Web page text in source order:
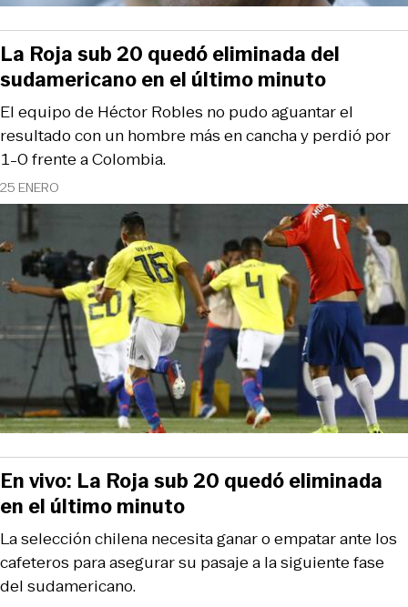
25 ENERO
El equipo de Héctor Robles no pudo aguantar el
resultado con un hombre más en cancha y perdió por
1-0 frente a Colombia.
La Roja sub 20 quedó eliminada del
sudamericano en el último minuto
La selección chilena necesita ganar o empatar ante los
cafeteros para asegurar su pasaje a la siguiente fase
del sudamericano.
En vivo: La Roja sub 20 quedó eliminada
en el último minuto